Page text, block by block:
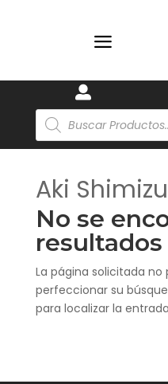
a

Búsqueda
de
productos
Aki Shimizu
No se
resultados
La página solicitada
perfeccionar su
para localizar la